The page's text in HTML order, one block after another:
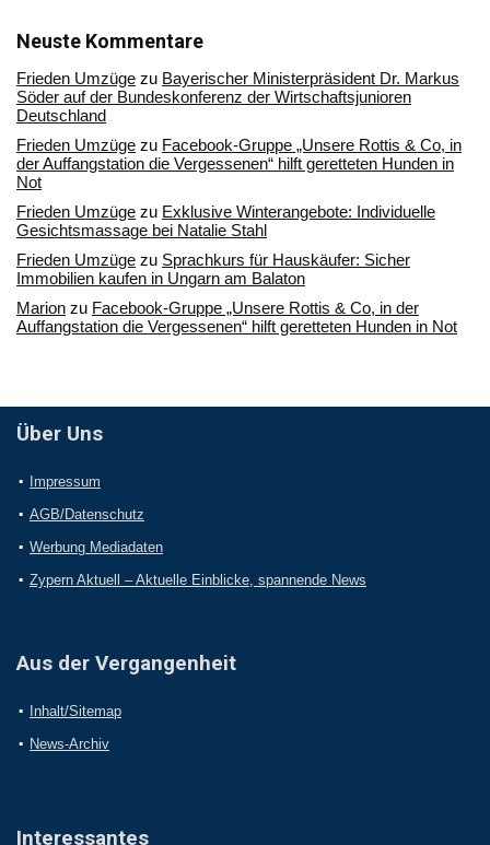
Archiv
Neuste Kommentare
Frieden Umzüge zu Bayerischer Ministerpräsident Dr. Markus
Söder auf der Bundeskonferenz der Wirtschaftsjunioren
Deutschland
Frieden Umzüge zu Facebook-Gruppe „Unsere Rottis & Co, in
der Auffangstation die Vergessenen“ hilft geretteten Hunden in
Not
Frieden Umzüge zu Exklusive Winterangebote: Individuelle
Gesichtsmassage bei Natalie Stahl
Frieden Umzüge zu Sprachkurs für Hauskäufer: Sicher
Immobilien kaufen in Ungarn am Balaton
Marion zu Facebook-Gruppe „Unsere Rottis & Co, in der
Auffangstation die Vergessenen“ hilft geretteten Hunden in Not
Über Uns
Impressum
AGB/Datenschutz
Werbung Mediadaten
Zypern Aktuell – Aktuelle Einblicke, spannende News
Aus der Vergangenheit
Inhalt/Sitemap
News-Archiv
Interessantes